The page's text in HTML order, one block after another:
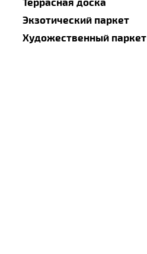
Террасная доска
Экзотический паркет
Художественный паркет